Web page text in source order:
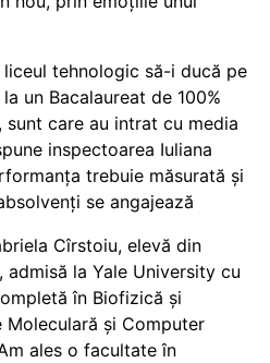
tehnologic să-i ducă pe
un Bacalaureat de 100%
sunt care au intrat cu media
inspectoarea Iuliana
trebuie măsurată și
se angajează
Cîrstoiu, elevă din
admisă la Yale University cu
în Biofizică și
Moleculară și Computer
ales o facultate în